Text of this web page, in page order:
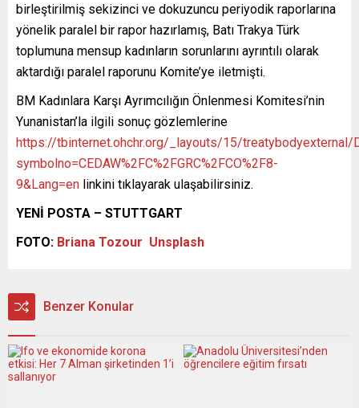
birleştirilmiş sekizinci ve dokuzuncu periyodik raporlarına
yönelik paralel bir rapor hazırlamış, Batı Trakya Türk
toplumuna mensup kadınların sorunlarını ayrıntılı olarak
aktardığı paralel raporunu Komite’ye iletmişti.
BM Kadınlara Karşı Ayrımcılığın Önlenmesi Komitesi’nin
Yunanistan’la ilgili sonuç gözlemlerine
https://tbinternet.ohchr.org/_layouts/15/treatybodyexternal/
symbolno=CEDAW%2FC%2FGRC%2FCO%2F8-
9&Lang=en linkini tıklayarak ulaşabilirsiniz.
YENİ POSTA – STUTTGART
FOTO: Briana Tozour Unsplash
Benzer Konular